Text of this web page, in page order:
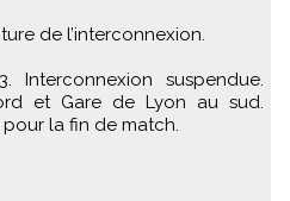
de l’interconnexion.
Interconnexion suspendue.
et Gare de Lyon au sud.
la fin de match.